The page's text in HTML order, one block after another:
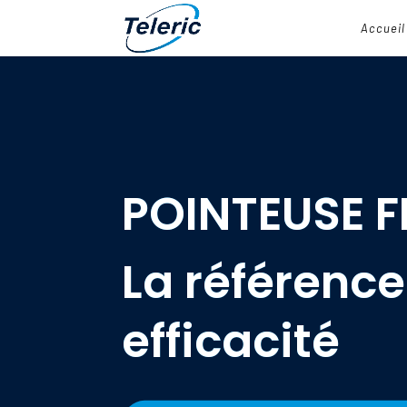
Accueil
POINTEUSE
La référence
efficacité